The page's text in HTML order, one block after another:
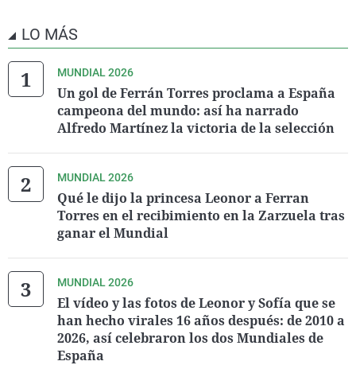
LO MÁS
MUNDIAL 2026
Un gol de Ferrán Torres proclama a España
campeona del mundo: así ha narrado
Alfredo Martínez la victoria de la selección
MUNDIAL 2026
Qué le dijo la princesa Leonor a Ferran
Torres en el recibimiento en la Zarzuela tras
ganar el Mundial
MUNDIAL 2026
El vídeo y las fotos de Leonor y Sofía que se
han hecho virales 16 años después: de 2010 a
2026, así celebraron los dos Mundiales de
España